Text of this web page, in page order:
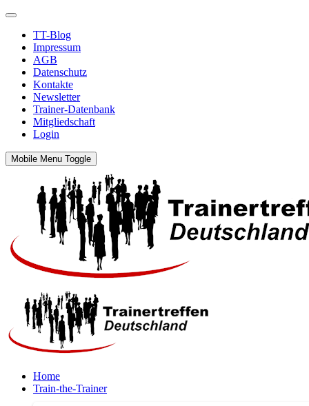
TT-Blog
Impressum
AGB
Datenschutz
Kontakte
Newsletter
Trainer-Datenbank
Mitgliedschaft
Login
Mobile Menu Toggle
Home
Train-the-Trainer